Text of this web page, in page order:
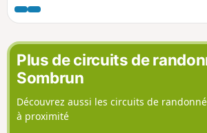
Plus de circuits de
Sombrun
Découvrez aussi les circuits de
à proximité